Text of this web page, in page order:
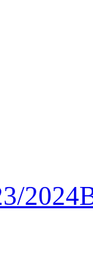
Saison